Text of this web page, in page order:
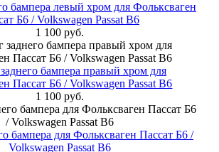
бампера левый хром для Фольксваген
Б6 / Volkswagen Passat B6
1 100 руб.
бампера правый хром для
Пассат Б6 / Volkswagen Passat B6
1 100 руб.
бампера для Фольксваген Пассат Б6 /
Volkswagen Passat B6